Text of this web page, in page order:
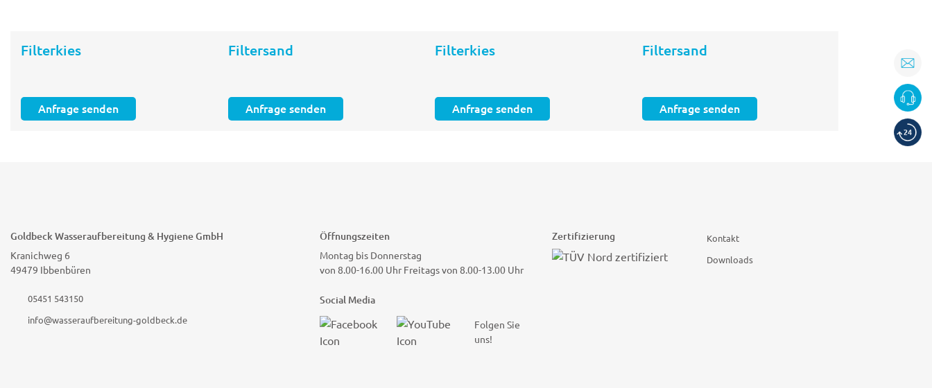
Filterkies
Anfrage senden
Filtersand
Anfrage senden
Filterkies
Anfrage senden
Filtersand
Anfrage senden
Goldbeck Wasseraufbereitung & Hygiene GmbH
Kranichweg 6
49479 Ibbenbüren
05451 543150
info@wasseraufbereitung-goldbeck.de
Öffnungszeiten
Montag bis Donnerstag
von 8.00-16.00 Uhr Freitags von 8.00-13.00 Uhr
Social Media
Folgen Sie
uns!
Zertifizierung Kontakt
Downloads